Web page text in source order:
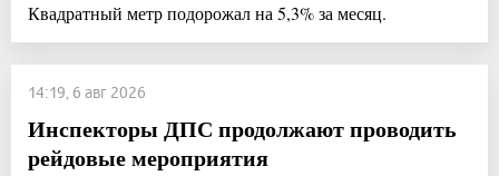
Квадратный метр подорожал на 5,3% за месяц.
14:19, 6 авг 2026
Инспекторы ДПС продолжают проводить
рейдовые мероприятия